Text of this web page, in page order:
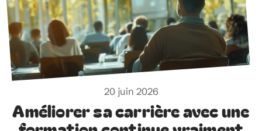
20 juin 2026
Améliorer sa carrière avec une